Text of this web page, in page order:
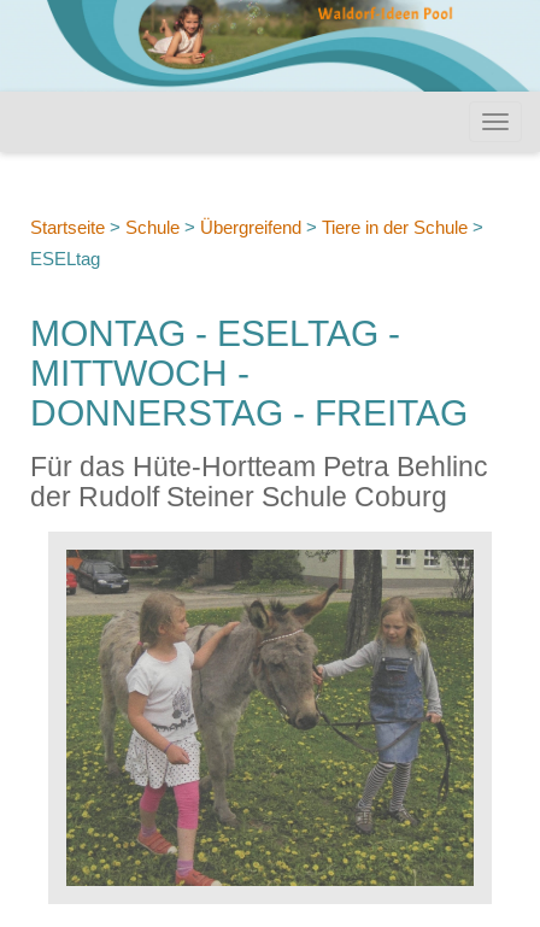
Startseite > Schule > Übergreifend > Tiere in der Schule >
ESELtag
MONTAG - ESELTAG -
MITTWOCH -
DONNERSTAG - FREITAG
Für das Hüte-Hortteam Petra Behlinc
der Rudolf Steiner Schule Coburg